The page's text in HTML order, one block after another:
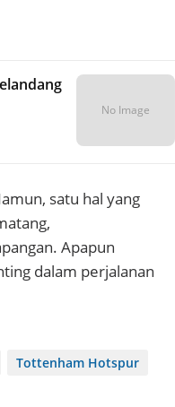
No Image
satu hal yang
Apapun
dalam perjalanan
Tottenham Hotspur